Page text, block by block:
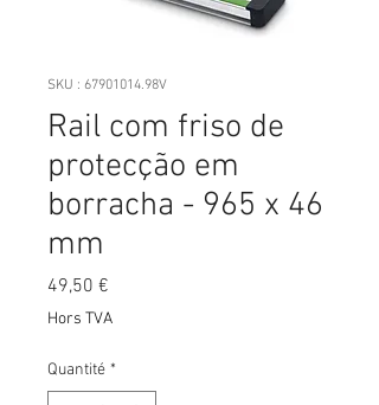
SKU : 67901014.98V
Rail com friso de
protecção em
borracha - 965 x 46
mm
49,50 €
Hors TVA
Quantité *